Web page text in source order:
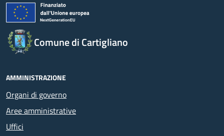
Comune di Cartigliano
AMMINISTRAZIONE
Organi di governo
Aree amministrative
Uffici